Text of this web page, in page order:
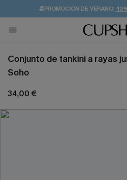
👒PROMOCIÓN DE VERANO:-
💌¡SUSCRIBIRSE & GANAR
🚚ENVÍO GRATUITO A
Conjunto de tankini a rayas
Soho
34,00 €